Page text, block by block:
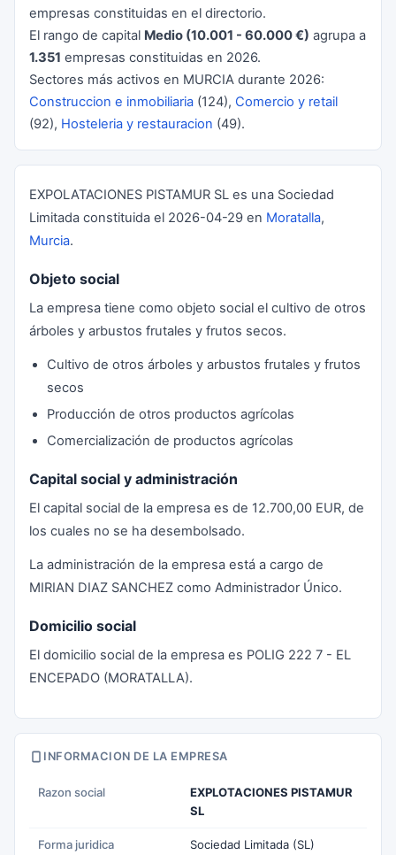
empresas constituidas en el directorio.
El rango de capital Medio (10.001 - 60.000 €) agrupa a
1.351 empresas constituidas en 2026.
Sectores más activos en MURCIA durante 2026:
Construccion e inmobiliaria (124), Comercio y retail
(92), Hosteleria y restauracion (49).
EXPOLATACIONES PISTAMUR SL es una Sociedad
Limitada constituida el 2026-04-29 en Moratalla,
Murcia.
Objeto social
La empresa tiene como objeto social el cultivo de otros
árboles y arbustos frutales y frutos secos.
Cultivo de otros árboles y arbustos frutales y frutos
secos
Producción de otros productos agrícolas
Comercialización de productos agrícolas
Capital social y administración
El capital social de la empresa es de 12.700,00 EUR, de
los cuales no se ha desembolsado.
La administración de la empresa está a cargo de
MIRIAN DIAZ SANCHEZ como Administrador Único.
Domicilio social
El domicilio social de la empresa es POLIG 222 7 - EL
ENCEPADO (MORATALLA).
INFORMACION DE LA EMPRESA
Razon social
EXPLOTACIONES PISTAMUR
SL
Forma juridica Sociedad Limitada (SL)